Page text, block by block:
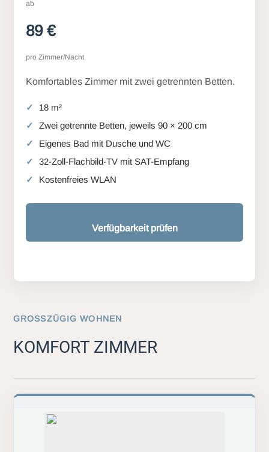
ab
89 €
pro Zimmer/Nacht
Komfortables Zimmer mit zwei getrennten Betten.
18 m²
Zwei getrennte Betten, jeweils 90 × 200 cm
Eigenes Bad mit Dusche und WC
32-Zoll-Flachbild-TV mit SAT-Empfang
Kostenfreies WLAN
Verfügbarkeit prüfen
GROSSZÜGIG WOHNEN
KOMFORT ZIMMER